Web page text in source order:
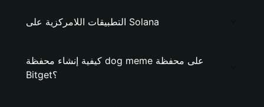
التطبيقات اللامركزية على Solana
كيفية إنشاء محفظة dog meme على محفظة
Bitget؟